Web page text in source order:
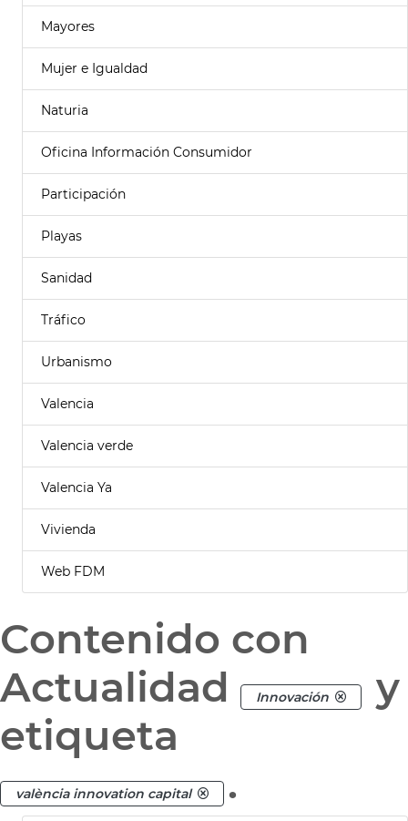
Mayores
Mujer e Igualdad
Naturia
Oficina Información Consumidor
Participación
Playas
Sanidad
Tráfico
Urbanismo
Valencia
Valencia verde
Valencia Ya
Vivienda
Web FDM
Contenido con
Actualidad
Innovación
y
etiqueta
valència innovation capital .